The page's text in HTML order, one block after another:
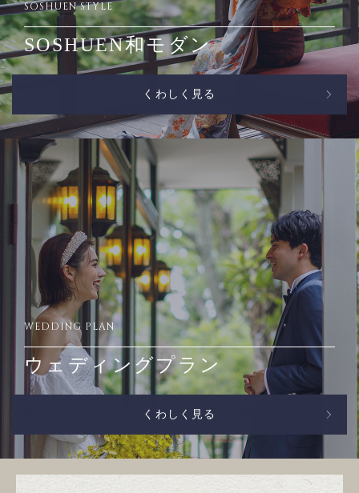
SOSHUEN STYLE
SOSHUEN和モダン
くわしく見る
WEDDING PLAN
ウェディングプラン
くわしく見る